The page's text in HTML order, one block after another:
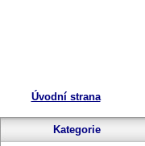
Úvodní strana
Kategorie